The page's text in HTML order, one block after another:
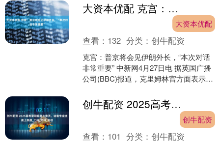
大资本优配 克宫：普京将会见伊朗外长，“本次对话非常重要”
大资本优配
查看： 132 分类：创牛配资
克宫：普京将会见伊朗外长，“本次对话
非常重要” 中新网4月27日电 据英国广播
公司(BBC)报道，克里姆林宫方面表示，
彼得堡....
创牛配资 2025高考录取趋势大变天，这些专业逆袭上热搜_工科_文科_名校
创牛配资
查看： 101 分类：创牛配资